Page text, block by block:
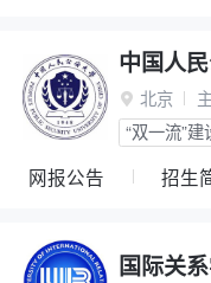
中国人
 北京
“双一流”
网报公告 招生
国际关